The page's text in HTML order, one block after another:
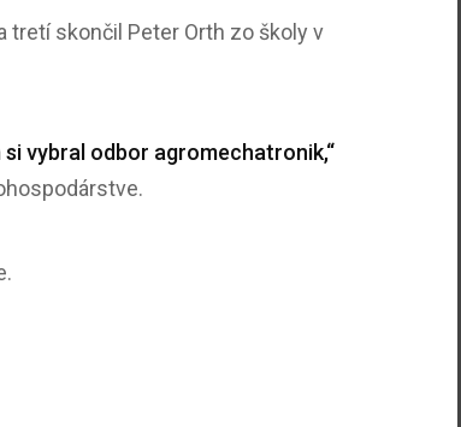
tretí skončil Peter Orth zo školy v
vybral odbor agromechatronik,“